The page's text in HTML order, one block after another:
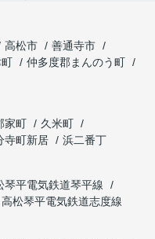
高松市
善通寺市
仲多度郡まんのう町
家町
久米町
寺町新居
浜二番丁
琴平電気鉄道琴平線
高松琴平電気鉄道志度線